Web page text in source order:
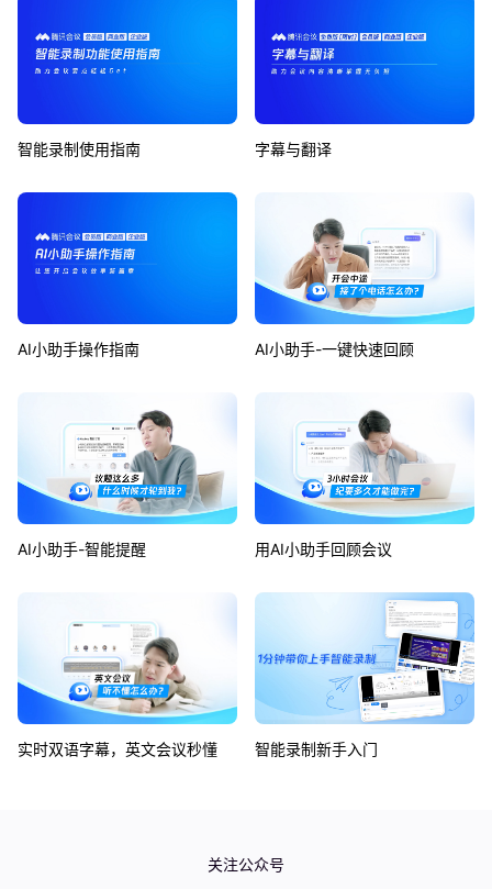
智能录制使用指南 字幕与翻译
AI小助手操作指南 AI小助手-一键快速回顾
AI小助手-智能提醒 用AI小助手回顾会议
实时双语字幕，英文会议秒懂 智能录制新手入门
关注公众号